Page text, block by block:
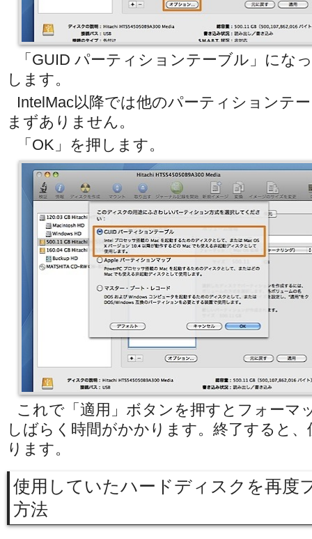
「GUID パーティションテーブル」にな
します。
IntelMac以降では他のパーティションテ
まずありません。
「OK」を押します。
これで「適用」ボタンを押すとフォーマ
しばらく時間がかかります。終了すると
ります。
使用していたハードディスクを再度
方法